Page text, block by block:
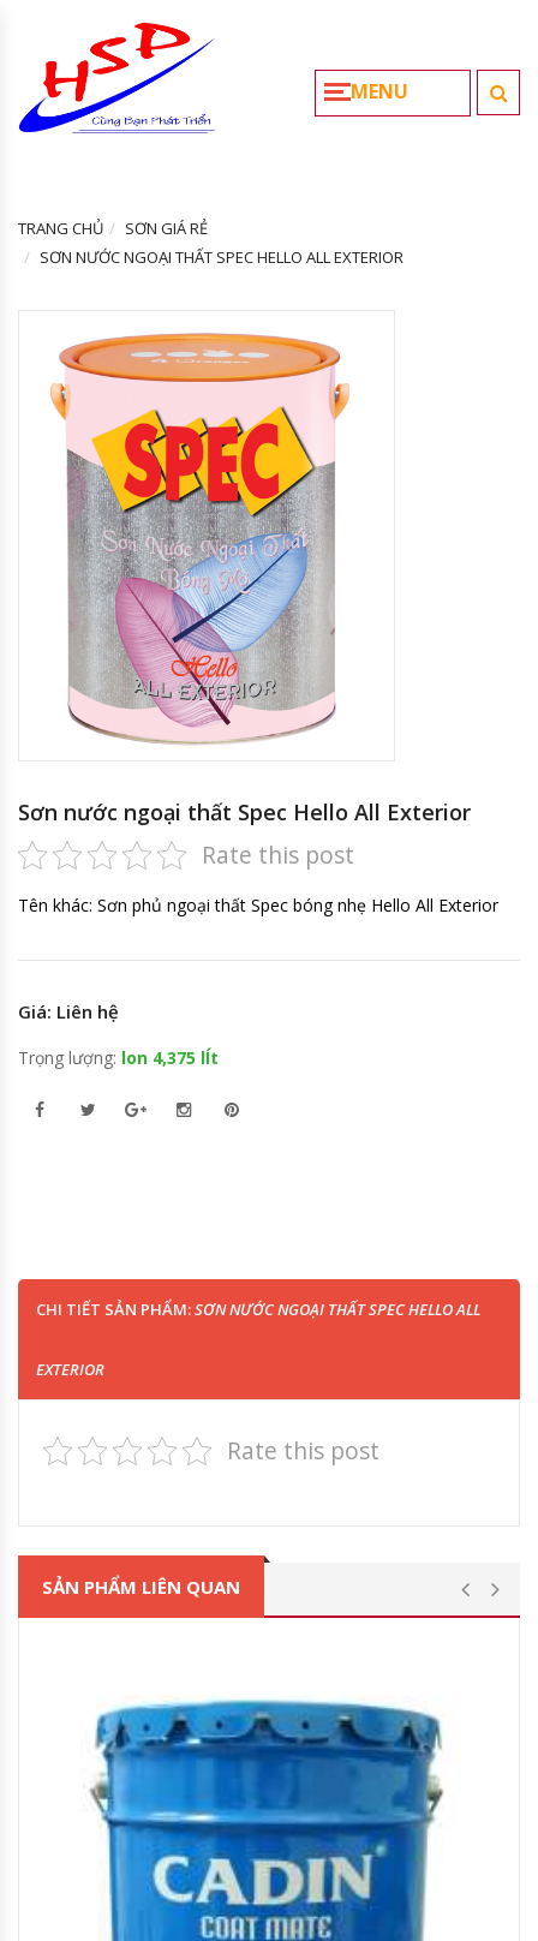
MENU
TRANG CHỦ
SƠN GIÁ RẺ
SƠN NƯỚC NGOẠI THẤT SPEC HELLO ALL EXTERIOR
Sơn nước ngoại thất Spec Hello All Exterior
Rate this post
Tên khác: Sơn phủ ngoại thất Spec bóng nhẹ Hello All Exterior
Giá: Liên hệ
Trọng lượng: lon 4,375 lÍt
CHI TIẾT SẢN PHẨM:SƠN NƯỚC NGOẠI THẤT SPEC HELLO ALL
EXTERIOR
Rate this post
SẢN PHẨM LIÊN QUAN